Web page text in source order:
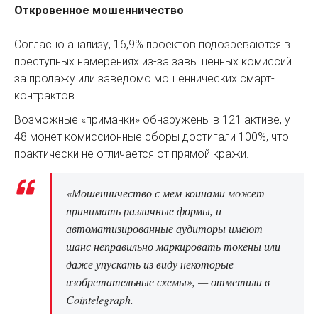
Откровенное мошенничество
Согласно анализу, 16,9% проектов подозреваются в
преступных намерениях из-за завышенных комиссий
за продажу или заведомо мошеннических смарт-
контрактов.
Возможные «приманки» обнаружены в 121 активе, у
48 монет комиссионные сборы достигали 100%, что
практически не отличается от прямой кражи.
«Мошенничество с мем-коинами может
принимать различные формы, и
автоматизированные аудиторы имеют
шанс неправильно маркировать токены или
даже упускать из виду некоторые
изобретательные схемы», — отметили в
Cointelegraph.